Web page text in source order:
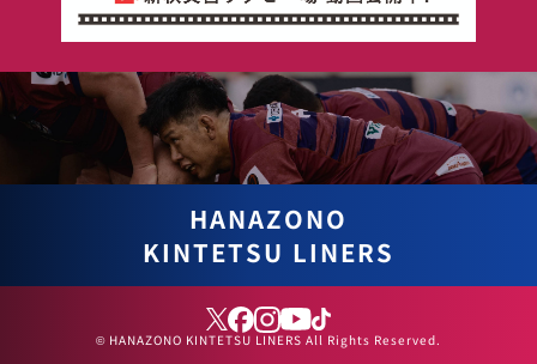
HANAZONO
KINTETSU LINERS
© HANAZONO KINTETSU LINERS All Rights Reserved.